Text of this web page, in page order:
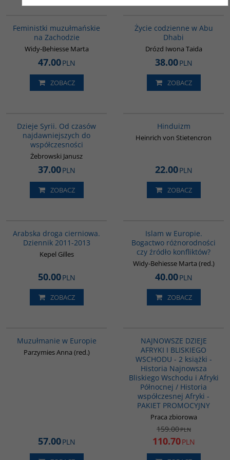
Feministki muzułmańskie
na Zachodzie
Widy-Behiesse Marta
47.00PLN
ZOBACZ
Życie codzienne w Abu
Dhabi
Drózd Iwona Taida
38.00PLN
ZOBACZ
Dzieje Syrii. Od czasów
najdawniejszych do
współczesności
Żebrowski Janusz
37.00PLN
ZOBACZ
Hinduizm
Heinrich von Stietencron
22.00PLN
ZOBACZ
Arabska droga cierniowa.
Dziennik 2011-2013
Kepel Gilles
50.00PLN
ZOBACZ
Islam w Europie.
Bogactwo różnorodności
czy źródło konfliktów?
Widy-Behiesse Marta (red.)
40.00PLN
ZOBACZ
Muzułmanie w Europie
Parzymies Anna (red.)
57.00PLN
NAJNOWSZE DZIEJE
AFRYKI I BLISKIEGO
WSCHODU - 2 książki -
Historia Najnowsza
Bliskiego Wschodu i Afryki
Północnej / Historia
współczesnej Afryki -
PAKIET PROMOCYJNY
Praca zbiorowa
159.00PLN
110.70PLN